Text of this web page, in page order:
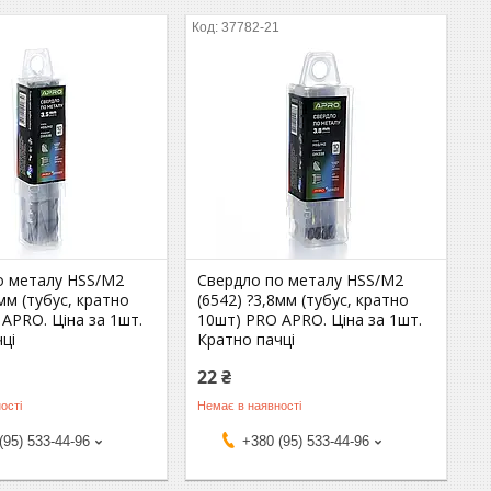
металу HSS/M2
(тубус, кратно
Ціна за 1шт.
533-44-96
37782-21
Свердло по металу HSS/M2
(6542) ?3,8мм (тубус, кратно
10шт) PRO APRO. Ціна за 1шт.
Кратно пачці
22 ₴
Немає в наявності
+380 (95) 533-44-96